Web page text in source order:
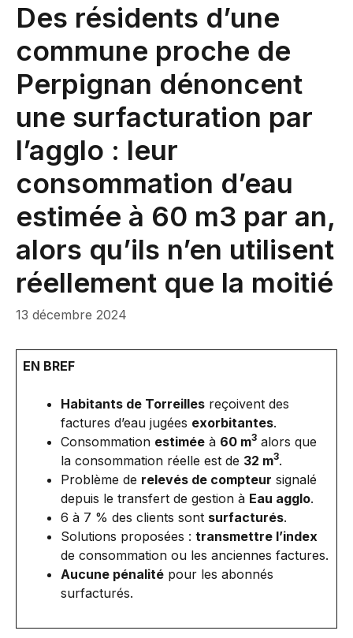
Des résidents d’une
commune proche de
Perpignan dénoncent
une surfacturation par
l’agglo : leur
consommation d’eau
estimée à 60 m3 par an,
alors qu’ils n’en utilisent
réellement que la moitié
13 décembre 2024
EN BREF
Habitants de Torreilles reçoivent des
factures d’eau jugées exorbitantes.
Consommation estimée à 60 m3 alors que
la consommation réelle est de 32 m3.
Problème de relevés de compteur signalé
depuis le transfert de gestion à Eau agglo.
6 à 7 % des clients sont surfacturés.
Solutions proposées : transmettre l’index
de consommation ou les anciennes factures.
Aucune pénalité pour les abonnés
surfacturés.